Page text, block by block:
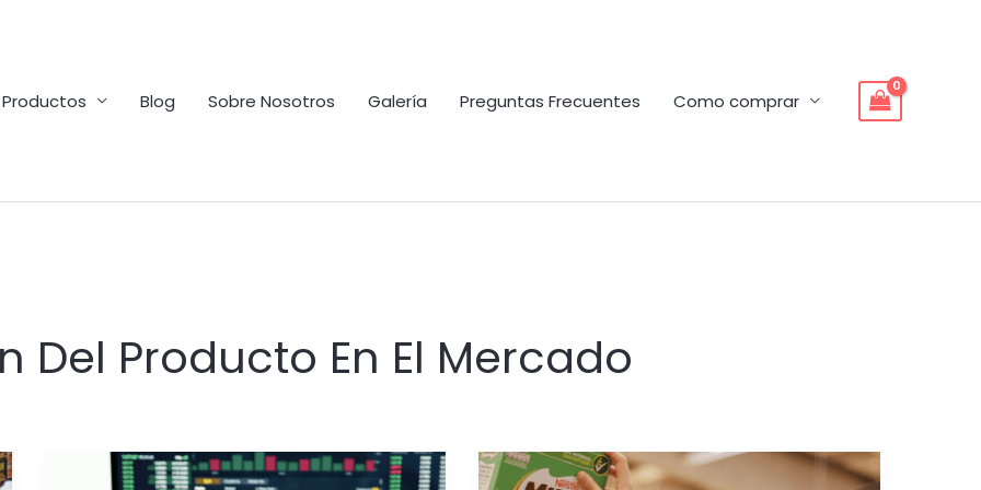
Productos
Blog Sobre Nosotros Galería Preguntas Frecuentes Como comprar
Del Producto En El Mercado